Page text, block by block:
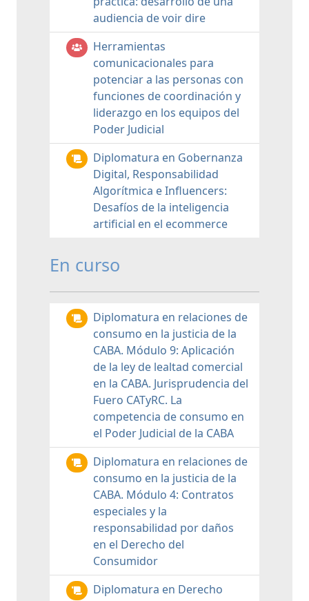
audiencia de voir dire
Herramientas
comunicacionales para
potenciar a las personas con
funciones de coordinación y
liderazgo en los equipos del
Poder Judicial
Diplomatura en Gobernanza
Digital, Responsabilidad
Algorítmica e Influencers:
Desafíos de la inteligencia
artificial en el ecommerce
En curso
Diplomatura en relaciones de
consumo en la justicia de la
CABA. Módulo 9: Aplicación
de la ley de lealtad comercial
en la CABA. Jurisprudencia del
Fuero CATyRC. La
competencia de consumo en
el Poder Judicial de la CABA
Diplomatura en relaciones de
consumo en la justicia de la
CABA. Módulo 4: Contratos
especiales y la
responsabilidad por daños
en el Derecho del
Consumidor
Diplomatura en Derecho